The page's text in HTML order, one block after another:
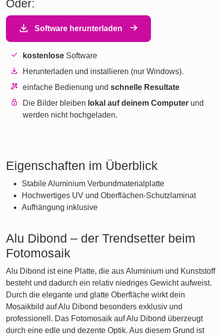
Oder:
Software herunterladen
kostenlose Software
Herunterladen und installieren (nur Windows).
einfache Bedienung undschnelle Resultate
Die Bilder bleiben lokal auf deinem Computer und
werden nicht hochgeladen.
Eigenschaften im Überblick
Stabile Aluminium Verbundmaterialplatte
Hochwertiges UV und Oberflächen-Schutzlaminat
Aufhängung inklusive
Alu Dibond – der Trendsetter beim
Fotomosaik
Alu Dibond ist eine Platte, die aus Aluminium und Kunststoff
besteht und dadurch ein relativ niedriges Gewicht aufweist.
Durch die elegante und glatte Oberfläche wirkt dein
Mosaikbild auf Alu Dibond besonders exklusiv und
professionell. Das Fotomosaik auf Alu Dibond überzeugt
durch eine edle und dezente Optik. Aus diesem Grund ist